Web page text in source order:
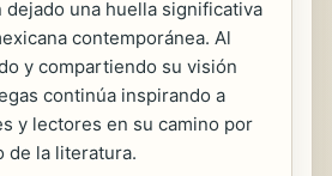
dejado una huella significativa
contemporánea. Al
y compartiendo su visión
continúa inspirando a
y lectores en su camino por
de la literatura.